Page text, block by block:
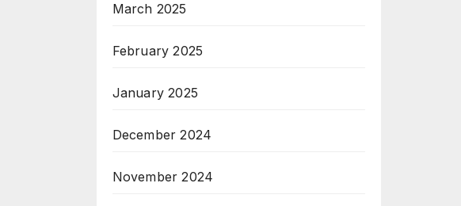
March 2025
February 2025
January 2025
December 2024
November 2024